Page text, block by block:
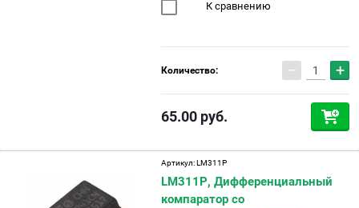
К сравнению
Количество: − +
65.00 руб.
Артикул:LM311P
LM311P, Дифференциальный
компаратор со